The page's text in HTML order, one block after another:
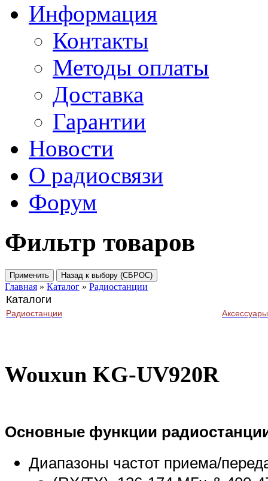
Информация
Контакты
Методы оплаты
Доставка
Гарантии
Новости
О радиосвязи
Форум
Фильтр товаров
Главная » Каталог » Радиостанции
Каталоги
Радиостанции
Wouxun KG-UV920R
Основные функции
Диапазоны частот приема/